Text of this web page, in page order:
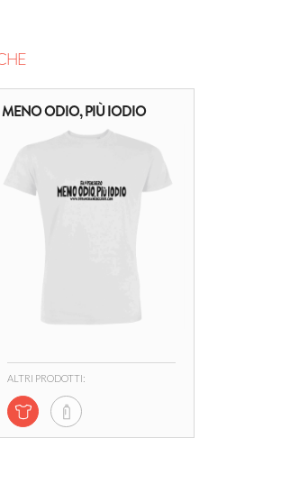
MENO ODIO, PIÙ IODIO
ALTRI PRODOTTI: